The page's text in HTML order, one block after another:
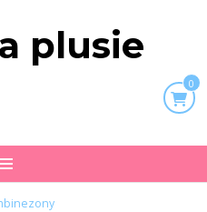
plusie
0